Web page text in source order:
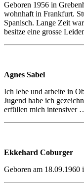
Geboren 1956 in
wohnhaft in Frankfurt.
Spanisch. Lange Zeit
besitze eine grosse
Agnes Sabel
Ich lebe und arbeite in
Jugend habe ich
erfüllen mich intensiver
Ekkehard Coburger
Geboren am